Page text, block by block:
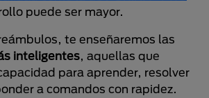
puede ser mayor.
te enseñaremos las
inteligentes, aquellas que
para aprender, resolver
a comandos con rapidez.